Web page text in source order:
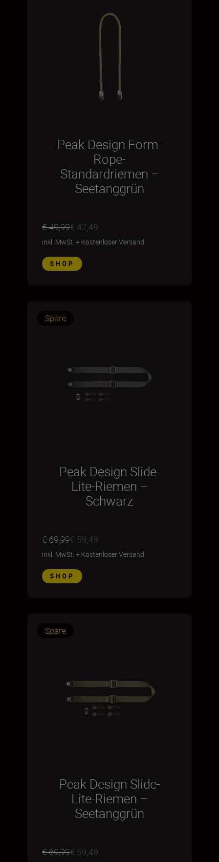
Peak Design Form-
Rope-
Standardriemen –
Seetanggrün
€ 49,99€ 42,49
inkl. MwSt. + Kostenloser Versand
SHOP
Spare
Peak Design Slide-
Lite-Riemen –
Schwarz
€ 69,99€ 59,49
inkl. MwSt. + Kostenloser Versand
SHOP
Spare
Peak Design Slide-
Lite-Riemen –
Seetanggrün
€ 69,99€ 59,49